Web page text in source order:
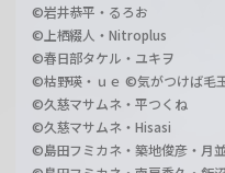
©岩井恭平・るろお
©上栖綴人・Nitroplus
©春日部タケル・ユキヲ
©枯野瑛・ｕｅ ©気がつけば毛
©久慈マサムネ・平つくね
©久慈マサムネ・Hisasi
©島田フミカネ・築地俊彦・月